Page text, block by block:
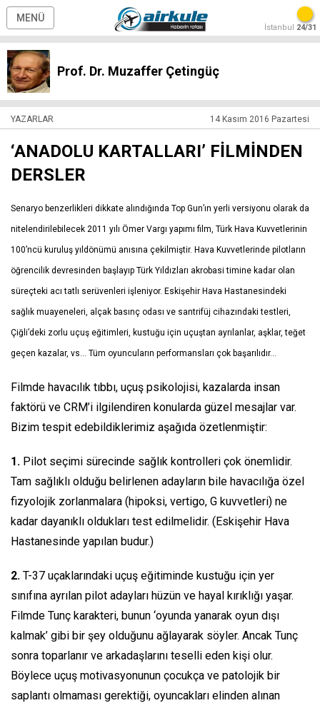
MENÜ
İstanbul 24/31
Prof. Dr. Muzaffer Çetingüç
YAZARLAR 14 Kasım 2016 Pazartesi
‘ANADOLU KARTALLARI’ FİLMİNDEN
DERSLER
Senaryo benzerlikleri dikkate alındığında Top Gun’ın yerli versiyonu olarak da
nitelendirilebilecek 2011 yılı Ömer Vargı yapımı film, Türk Hava Kuvvetlerinin
100’ncü kuruluş yıldönümü anısına çekilmiştir. Hava Kuvvetlerinde pilotların
öğrencilik devresinden başlayıp Türk Yıldızları akrobasi timine kadar olan
süreçteki acı tatlı serüvenleri işleniyor. Eskişehir Hava Hastanesindeki
sağlık muayeneleri, alçak basınç odası ve santrifüj cihazındaki testleri,
Çiğli’deki zorlu uçuş eğitimleri, kustuğu için uçuştan ayrılanlar, aşklar, teğet
geçen kazalar, vs… Tüm oyuncuların performansları çok başarılıdır…
Filmde havacılık tıbbı, uçuş psikolojisi, kazalarda insan
faktörü ve CRM’i ilgilendiren konularda güzel mesajlar var.
Bizim tespit edebildiklerimiz aşağıda özetlenmiştir:
1. Pilot seçimi sürecinde sağlık kontrolleri çok önemlidir.
Tam sağlıklı olduğu belirlenen adayların bile havacılığa özel
fizyolojik zorlanmalara (hipoksi, vertigo, G kuvvetleri) ne
kadar dayanıklı oldukları test edilmelidir. (Eskişehir Hava
Hastanesinde yapılan budur.)
2. T-37 uçaklarındaki uçuş eğitiminde kustuğu için yer
sınıfına ayrılan pilot adayları hüzün ve hayal kırıklığı yaşar.
Filmde Tunç karakteri, bunun ‘oyunda yanarak oyun dışı
kalmak’ gibi bir şey olduğunu ağlayarak söyler. Ancak Tunç
sonra toparlanır ve arkadaşlarını teselli eden kişi olur.
Böylece uçuş motivasyonunun çocukça ve patolojik bir
saplantı olmaması gerektiği, oyuncakları elinden alınan